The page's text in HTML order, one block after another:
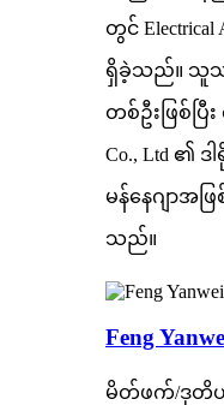
တွင် Electrical
ရှိခဲ့သည်။ သူသ
တစ်ဦးဖြစ်ပြီ
Co., Ltd ၏
မန်နေဂျာအ
သည်။
Feng
မိတ်ဖက်/ဒုတိယ